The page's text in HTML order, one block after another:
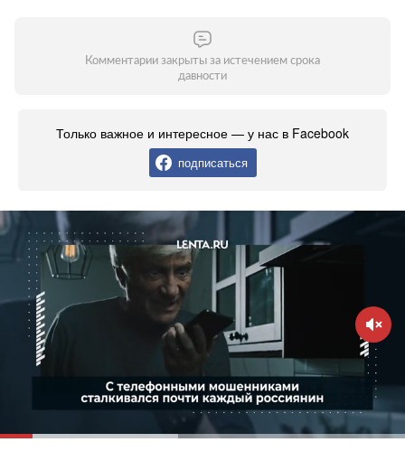
Комментарии закрыты за истечением срока
давности
Только важное и интересное — у нас в Facebook
подписаться